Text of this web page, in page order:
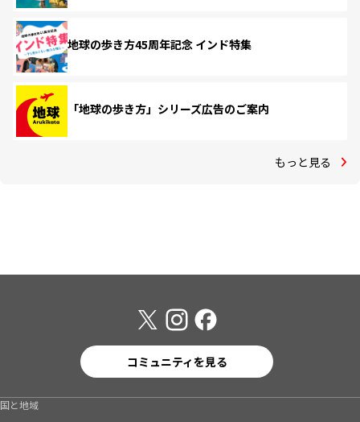
地球の歩き方45周年記念 インド特集
「地球の歩き方」シリーズ広告のご案内
もっと見る
コミュニティを見る
国と地域